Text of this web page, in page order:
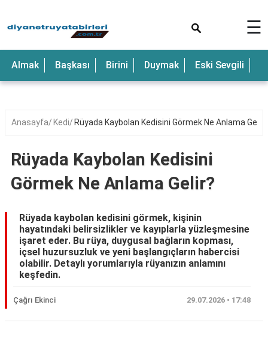
Anne
Bebek
Çocuk
Deniz
Düğün
Erkek
Eski
Gelin
☰
Almak Başkası Birini Duymak Eski Sevgili
Anasayfa Kedi Rüyada Kaybolan Kedisini Görmek Ne Anlama Gelir?
Rüyada Kaybolan Kedisini
Görmek Ne Anlama Gelir?
Rüyada kaybolan kedisini görmek, kişinin
hayatındaki belirsizlikler ve kayıplarla yüzleşmesine
işaret eder. Bu rüya, duygusal bağların kopması,
içsel huzursuzluk ve yeni başlangıçların habercisi
olabilir. Detaylı yorumlarıyla rüyanızın anlamını
keşfedin.
Çağrı Ekinci 29.07.2026 • 17:48